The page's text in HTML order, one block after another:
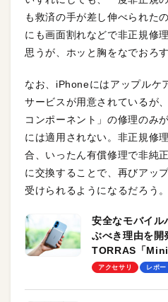
も救済の手が差し伸べられた
にも画面割れなどで非正規修
思うが、ホッと胸をなでおろ
なお、iPhoneにはアップルケ
サービスが用意されているが
コンポーネント」の修理のみ
には適用されない。非正規修
合、いったん有償修理で非純
に交換することで、再びアッ
受けられるようになるだろう。
安全なモバイル
ぶべき理由を開
TORRAS「
ーも
アクセサリ レポー